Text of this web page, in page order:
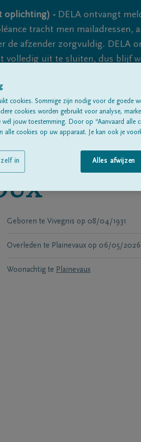
oplichting) - DELA ontvangt
tracht men mailadressen,
de afzender zorgvuldig. DELA
volledig uit te sluiten, dus blijf
Alle
Geboren te Vivegnis op 08/04/1931
Overleden te Plainevaux op 06/05/2026
Woonachtig te Plainevaux
cookies. Sommige zijn nodig voor de goede
cookies worden gebruikt voor analyse,
wél jouw toestemming. Door op “Aanvaard alle
alle cookies op uw apparaat. Je kan ook je
Alles afwijzen
in